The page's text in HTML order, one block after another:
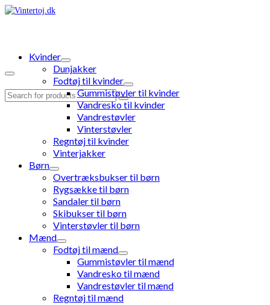
Search
Kvinder
Dunjakker
Fodtøj til kvinder
Gummistøvler til kvinder
Vandresko til kvinder
Vandrestøvler
Vinterstøvler
Regntøj til kvinder
Vinterjakker
Børn
Overtræksbukser til børn
Rygsække til børn
Sandaler til børn
Skibukser til børn
Vinterstøvler til børn
Mænd
Fodtøj til mænd
Gummistøvler til mænd
Vandresko til mænd
Vandrestøvler til mænd
Regntøj til mænd